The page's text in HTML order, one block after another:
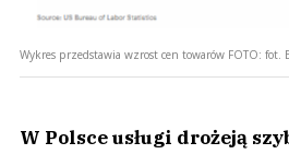
Wykres przedstawia wzrost cen towarów FOTO: fot.
W Polsce usługi drożeją